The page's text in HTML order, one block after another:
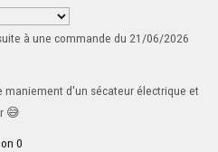
à une commande du 21/06/2026
maniement d'un sécateur électrique et
😅
0